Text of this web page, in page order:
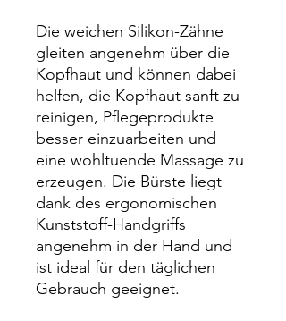
Die weichen Silikon-Zähne
gleiten angenehm über die
Kopfhaut und können dabei
helfen, die Kopfhaut sanft zu
reinigen, Pflegeprodukte
besser einzuarbeiten und
eine wohltuende Massage zu
erzeugen. Die Bürste liegt
dank des ergonomischen
Kunststoff-Handgriffs
angenehm in der Hand und
ist ideal für den täglichen
Gebrauch geeignet.